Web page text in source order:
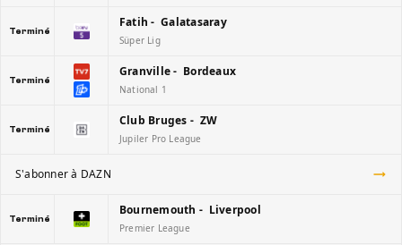
Terminé
Fatih - Galatasaray
Süper Lig
Terminé
Granville - Bordeaux
National 1
Terminé
Club Bruges - ZW
Jupiler Pro League
S'abonner à DAZN
Terminé
Bournemouth - Liverpool
Premier League